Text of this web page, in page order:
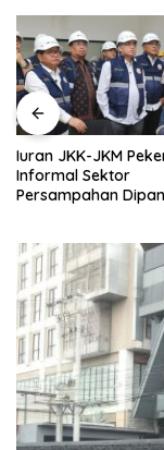
Iuran JKK-JKM
Informal Sektor
Persampahan